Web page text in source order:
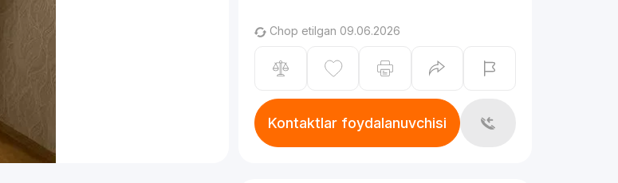
Chop etilgan 09.06.2026
Kontaktlar foydalanuvchisi